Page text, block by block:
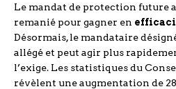
Le mandat de protection future
remanié pour gagner en
Désormais, le mandataire
allégé et peut agir plus
l’exige. Les statistiques du
révèlent une augmentation de